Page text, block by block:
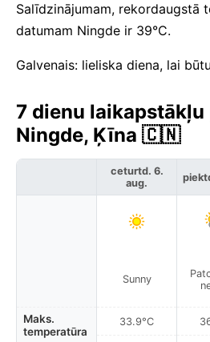
Salīdzinājumam, rekordaugstā
datumam Ningde ir 39°C.
Galvenais: lieliska diena, lai
7 dienu
Ningde, Ķīna 🇨🇳
Maks.
temperatūra
ceturtd. 6.
aug.
Sunny
33.9°C